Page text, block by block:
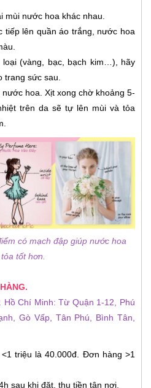
mùi nước hoa khác nhau.
tiếp lên quần áo trắng, nước hoa
(vàng, bạc, bạch kim…), hãy
sức sau.
hoa. Xịt xong chờ khoảng 5-
trên da sẽ tự lên mùi và tỏa
có mạch đập giúp nước hoa
tốt hơn.
Hồ Chí Minh: Từ Quận 1-12, Phú
Gò Vấp, Tân Phú, Bình Tân,
triệu là 40.000đ. Đơn hàng >1
sau khi đặt, thu tiền tận nơi.